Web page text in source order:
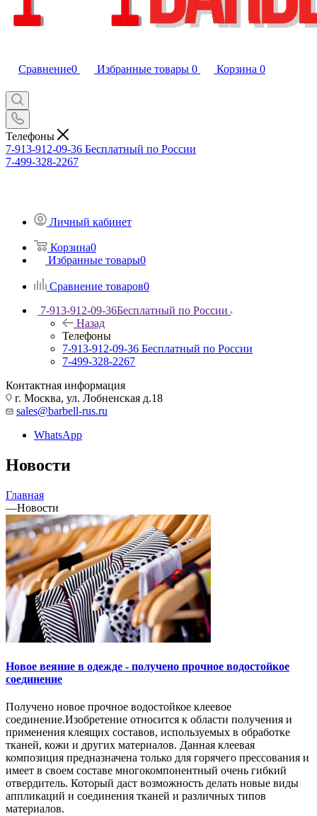
Сравнение0 Избранные товары 0 Корзина 0
Телефоны
7-913-912-09-36 Бесплатный по России
7-499-328-2267
Личный кабинет
Корзина0
Избранные товары0
Сравнение товаров0
7-913-912-09-36Бесплатный по России
Назад
Телефоны
7-913-912-09-36 Бесплатный по России
7-499-328-2267
Контактная информация
г. Москва, ул. Лобненская д.18
sales@barbell-rus.ru
WhatsApp
Новости
Главная
—Новости
Новое веяние в одежде - получено прочное водостойкое
соединение
Получено новое прочное водостойкое клеевое
соединение.Изобретение относится к области получения и
применения клеящих составов, используемых в обработке
тканей, кожи и других материалов. Данная клеевая
композиция предназначена только для горячего прессования и
имеет в своем составе многокомпонентный очень гибкий
отвердитель. Который даст возможность делать новые виды
аппликаций и соединения тканей и различных типов
материалов.